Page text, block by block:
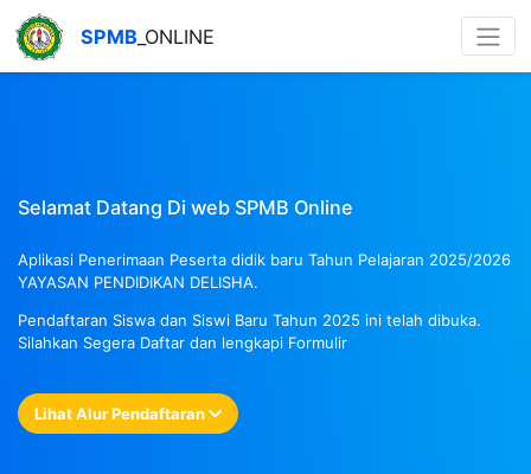
SPMB _ONLINE
Selamat Datang Di web SPMB Online
Aplikasi Penerimaan Peserta didik baru Tahun Pelajaran 2025/2026
YAYASAN PENDIDIKAN DELISHA.
Pendaftaran Siswa dan Siswi Baru Tahun 2025 ini telah dibuka.
Silahkan Segera Daftar dan lengkapi Formulir
Lihat Alur Pendaftaran